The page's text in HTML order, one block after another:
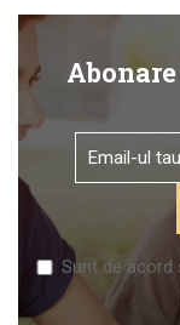
Sunt de acord